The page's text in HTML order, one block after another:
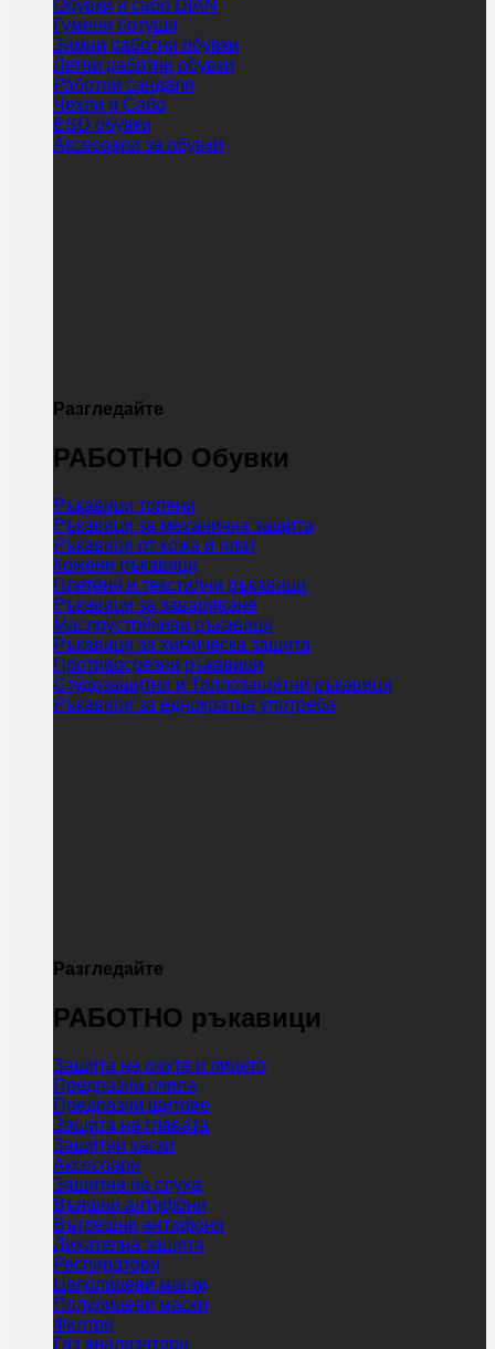
Обувки и сабо DIAN
Гумени ботуши
Зимни работни обувки
Летни работни обувки
Работни сандали
Чехли и Сабо
ESD обувки
Аксесоари за обувки
Разгледайте
РАБОТНО Обувки
Ръкавици топени
Ръкавици за механична защита
Ръкавици от кожа и плат
Кожени ръкавици
Плетени и текстилни ръкавици
Ръкавици за заваряване
Маслоустойчиви ръкавици
Ръкавици за химическа защита
Противосрезни ръкавици
Студозащитни и Топлозащитни ръкавици
Ръкавици за еднократна употреба
Разгледайте
РАБОТНО ръкавици
Защита на очите и лицето
Предпазни очила
Предпазни щитове
Защита на главата
Защитни каски
Аксесоари
Защитна на слуха
Външни антифони
Вътрешни антифони
Дихателна защита
Респиратори
Целолицеви маски
Полулицеви маски
Филтри
Газ анализатори